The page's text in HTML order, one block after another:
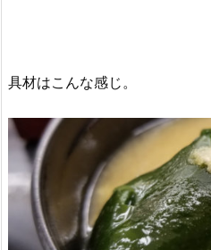
具材はこんな感じ。